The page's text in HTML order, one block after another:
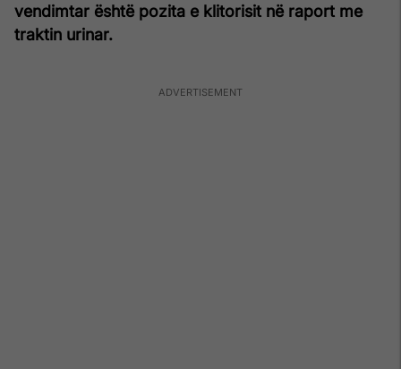
vendimtar është pozita e klitorisit në raport me
traktin urinar.